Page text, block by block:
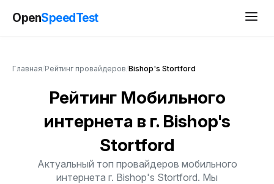
OpenSpeedTest
Главная Рейтинг провайдеров Bishop's Stortford
Рейтинг Мобильного
интернета в г. Bishop's
Stortford
Актуальный топ провайдеров мобильного
интернета г. Bishop's Stortford. Мы